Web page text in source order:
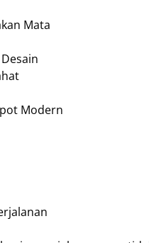
Mata
Modern